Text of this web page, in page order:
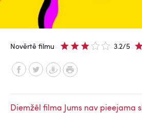
Novērtē filmu 3.2/5
Diemžēl filma Jums nav pieejama